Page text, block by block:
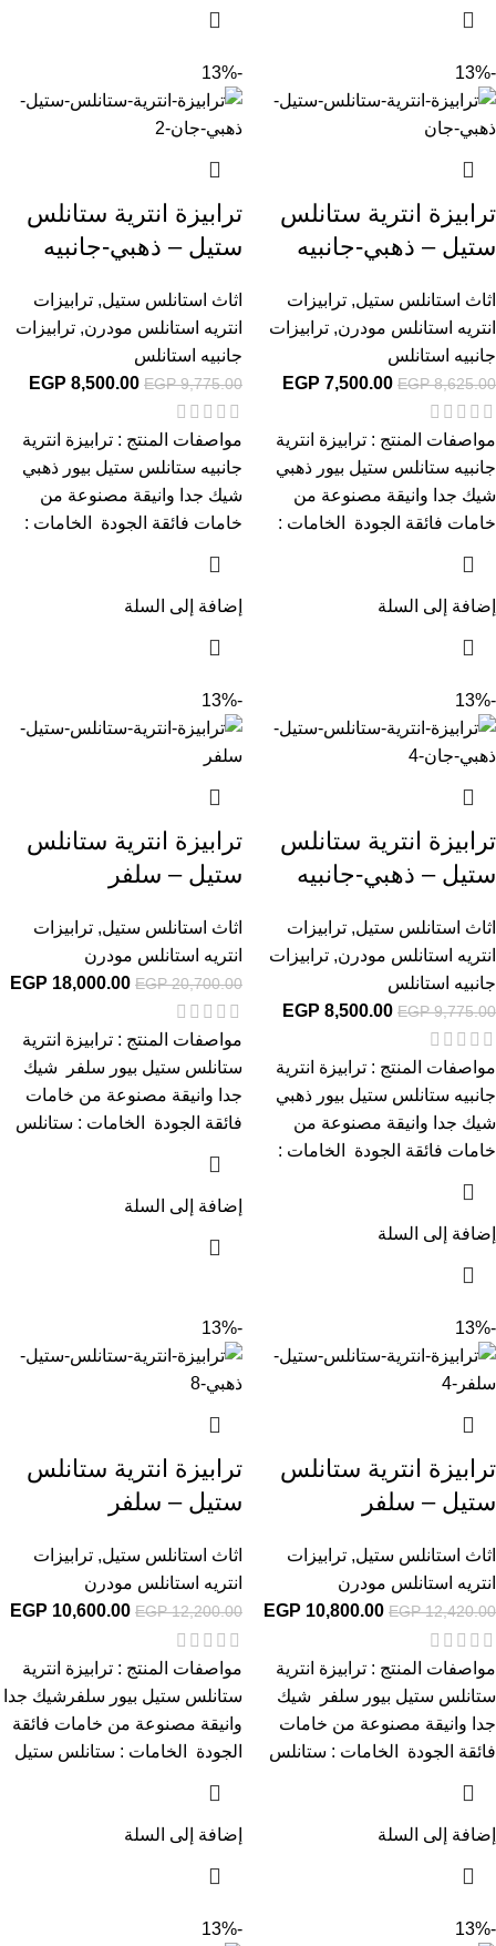
-13%
ترابيزة انترية ستانلس
ستيل – ذهبي-جانبيه
اثاث استانلس ستيل, ترابيزات
انتريه استانلس مودرن, ترابيزات
جانبيه استانلس
EGP8,625.00
EGP 7,500.00
مواصفات المنتج : ترابيزة انترية
جانبيه ستانلس ستيل بيور ذهبي
شيك جدا وانيقة مصنوعة من
خامات فائقة الجودة الخامات :
إضافة إلى السلة
-13%
ترابيزة انترية ستانلس
ستيل – ذهبي-جانبيه
اثاث استانلس ستيل, ترابيزات
انتريه استانلس مودرن, ترابيزات
جانبيه استانلس
EGP9,775.00
EGP 8,500.00
مواصفات المنتج : ترابيزة انترية
جانبيه ستانلس ستيل بيور ذهبي
شيك جدا وانيقة مصنوعة من
خامات فائقة الجودة الخامات :
إضافة إلى السلة
-13%
ترابيزة انترية ستانلس
ستيل – ذهبي-جانبيه
اثاث استانلس ستيل, ترابيزات
انتريه استانلس مودرن, ترابيزات
جانبيه استانلس
EGP9,775.00
EGP 8,500.00
مواصفات المنتج : ترابيزة انترية
جانبيه ستانلس ستيل بيور ذهبي
شيك جدا وانيقة مصنوعة من
خامات فائقة الجودة الخامات :
إضافة إلى السلة
-13%
ترابيزة انترية ستانلس
ستيل – سلفر
اثاث استانلس ستيل, ترابيزات
انتريه استانلس مودرن
EGP20,700.00
EGP 18,000.00
مواصفات المنتج : ترابيزة انترية
ستانلس ستيل بيور سلفر شيك
جدا وانيقة مصنوعة من خامات
فائقة الجودة الخامات : ستانلس
إضافة إلى السلة
-13%
ترابيزة انترية ستانلس
ستيل – سلفر
اثاث استانلس ستيل, ترابيزات
انتريه استانلس مودرن
EGP12,420.00
EGP 10,800.00
مواصفات المنتج : ترابيزة انترية
ستانلس ستيل بيور سلفر شيك
جدا وانيقة مصنوعة من خامات
فائقة الجودة الخامات : ستانلس
إضافة إلى السلة
-13%
ترابيزة انترية ستانلس
ستيل – سلفر
اثاث استانلس ستيل, ترابيزات
انتريه استانلس مودرن
EGP12,200.00
EGP 10,600.00
مواصفات المنتج : ترابيزة انترية
ستانلس ستيل بيور سلفرشيك جدا
وانيقة مصنوعة من خامات فائقة
الجودة الخامات : ستانلس ستيل
إضافة إلى السلة
-13%
-13%